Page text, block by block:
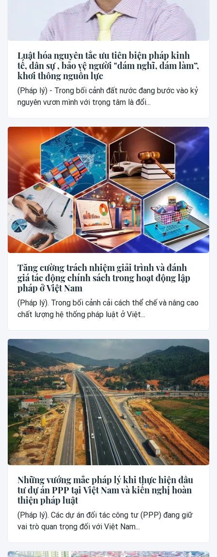
Luật hóa nguyên tắc ưu tiên biện pháp kinh
tế, dân sự , bảo vệ người "dám nghĩ, dám làm”,
khơi thông nguồn lực
(Pháp lý) - Trong bối cảnh đất nước đang bước vào kỷ
nguyên vươn mình với trọng tâm là đổi...
Tăng cường trách nhiệm giải trình và đánh
giá tác động chính sách trong hoạt động lập
pháp ở Việt Nam
(Pháp lý). Trong bối cảnh cải cách thể chế và nâng cao
chất lượng hệ thống pháp luật ở Việt...
Những vướng mắc pháp lý khi thực hiện đầu
tư dự án PPP tại Việt Nam và kiến nghị hoàn
thiện pháp luật
(Pháp lý). Các dự án đối tác công tư (PPP) đang giữ
vai trò quan trọng đối với Việt Nam...